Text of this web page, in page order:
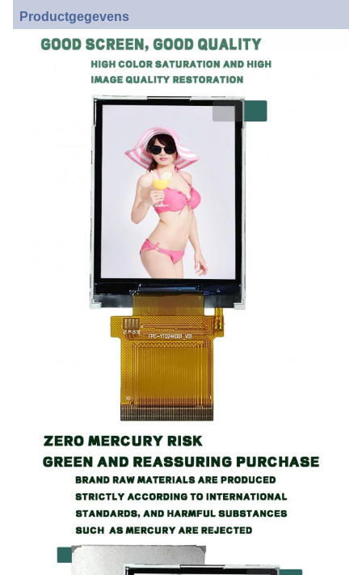
Productgegevens